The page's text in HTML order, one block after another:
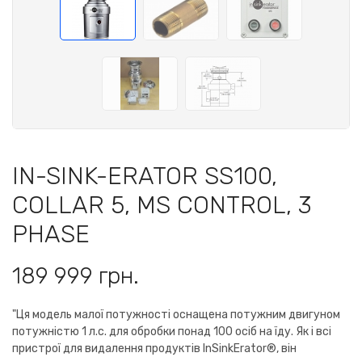
IN-SINK-ERATOR SS100,
COLLAR 5, MS CONTROL, 3
PHASE
189 999 грн.
"Ця модель малої потужності оснащена потужним двигуном
потужністю 1 л.с. для обробки понад 100 осіб на їду. Як і всі
пристрої для видалення продуктів InSinkErator®, він